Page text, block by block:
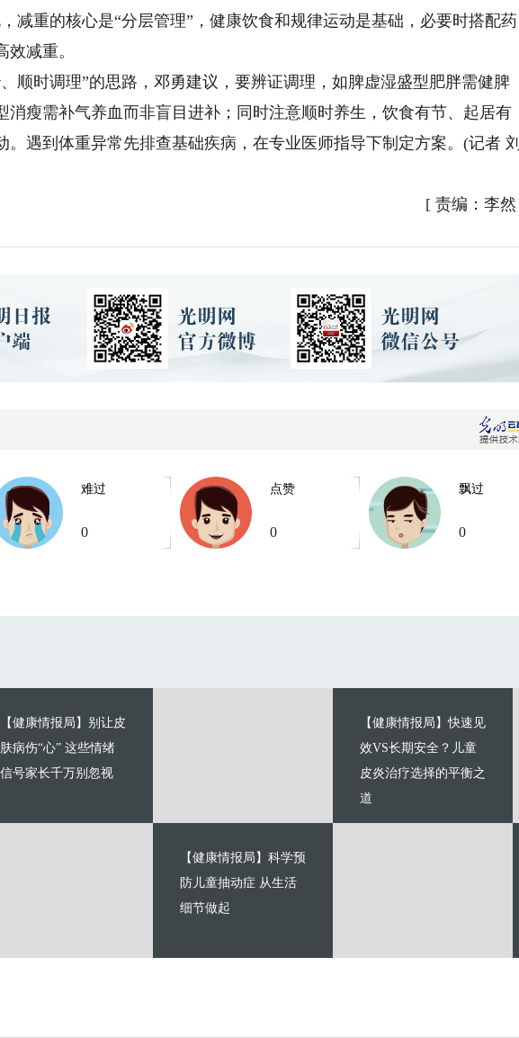
减重的核心是“分层管理”，健康饮食和规律运动是基础，必要时搭配药
减重。
时调理”的思路，邓勇建议，要辨证调理，如脾虚湿盛型肥胖需健脾
消瘦需补气养血而非盲目进补；同时注意顺时养生，饮食有节、起居有
。遇到体重异常先排查基础疾病，在专业医师指导下制定方案。(记者 刘
[ 责编：李然
难过
0
点赞
0
飘过
0
【健康情报局】别让皮
肤病伤“心” 这些情绪
信号家长千万别忽视
【健康情报局】快速见
效VS长期安全？儿童
皮炎治疗选择的平衡之
道
【健康情报局】科学预
防儿童抽动症 从生活
细节做起